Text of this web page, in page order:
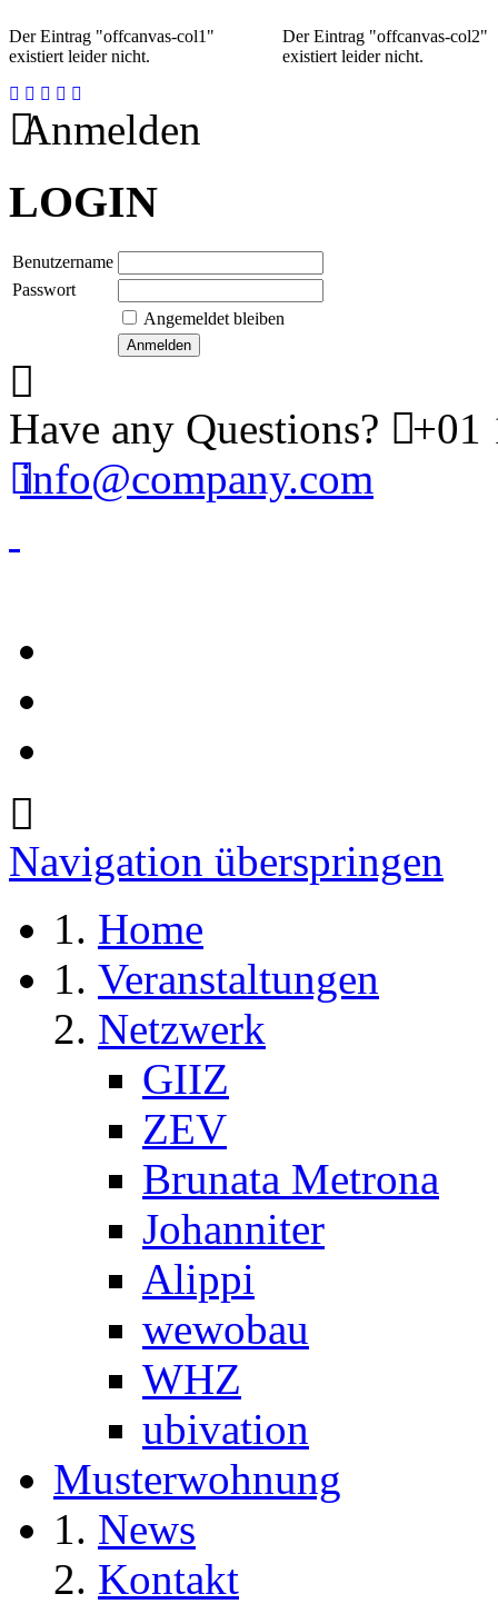
Der Eintrag "offcanvas-col1"
existiert leider nicht.
Der Eintrag "offcanvas-col2"
existiert leider nicht.
Anmelden
LOGIN
Benutzername
Passwort
Angemeldet bleiben
Have any Questions? +01
info@company.com
Navigation überspringen
Home
Veranstaltungen
Netzwerk
GIIZ
ZEV
Brunata Metrona
Johanniter
Alippi
wewobau
WHZ
ubivation
Musterwohnung
News
Kontakt